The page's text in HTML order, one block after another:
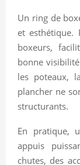
Un ring de
et esthétique.
boxeurs,
bonne
les poteaux,
plancher ne
structurants.
En pratique,
appuis
chutes, des